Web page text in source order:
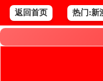
返回首页 热门:新